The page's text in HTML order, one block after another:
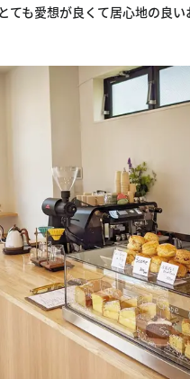
ても愛想が良くて居心地の良い